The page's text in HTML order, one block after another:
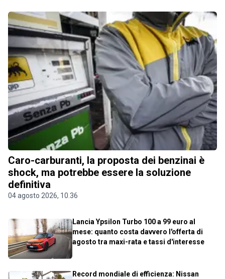
Caro-carburanti, la proposta dei benzinai è
shock, ma potrebbe essere la soluzione
definitiva
04 agosto 2026, 10.36
Lancia Ypsilon Turbo 100 a 99 euro al
mese: quanto costa davvero l'offerta di
agosto tra maxi-rata e tassi d'interesse
Record mondiale di efficienza: Nissan